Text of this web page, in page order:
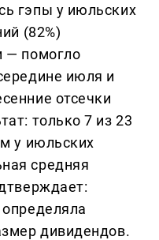
гэпы у июльских
(82%)
— помогло
июля и
отсечки
только 7 из 23
у июльских
средняя
дивидендов.